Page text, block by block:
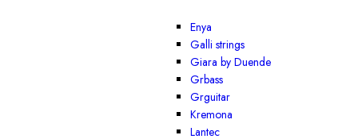
Enya
Galli strings
Giara by Duende
Grbass
Grguitar
Kremona
Lantec